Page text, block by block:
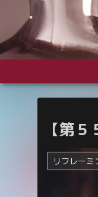
【第
リフレーミ